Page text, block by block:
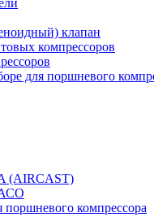
клапан
компрессоров
для поршневого
(AIRCAST)
АСО
компрессора